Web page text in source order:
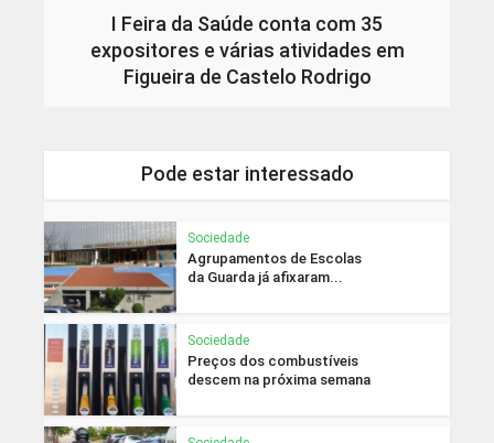
I Feira da Saúde conta com 35
expositores e várias atividades em
Figueira de Castelo Rodrigo
Pode estar interessado
Sociedade
Agrupamentos de Escolas
da Guarda já afixaram...
Sociedade
Preços dos combustíveis
descem na próxima semana